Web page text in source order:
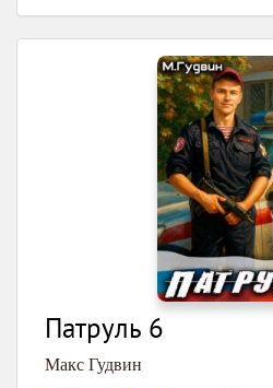
Патруль 6
Макс Гудвин